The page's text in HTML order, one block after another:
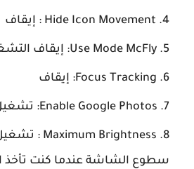
Hide Icon Movement : إيقاف
Use Mode McFly: إيقاف
Focus Tracking: إيقاف
Enable Google Photos
:
Maximum Brightness
:
سطوع الشاشة عندما كنت تأخذ